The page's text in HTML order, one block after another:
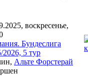
воскресенье,
Бундеслига
2026, 5 тур
Альте Форстерай